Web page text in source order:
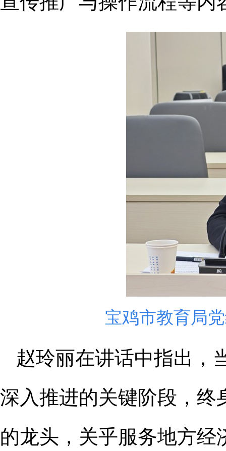
宝鸡市教育局
赵玲丽在讲话中指出，
深入推进的关键阶段，终
的龙头，关乎服务地方